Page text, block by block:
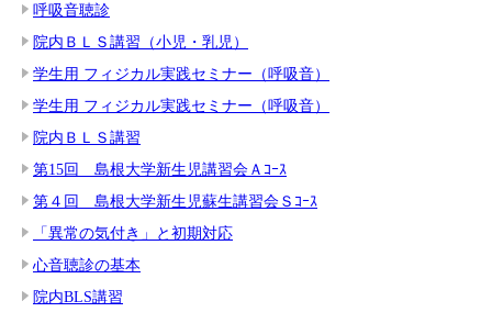
呼吸音聴診
院内ＢＬＳ講習（小児・乳児）
学生用 フィジカル実践セミナー（呼吸音）
学生用 フィジカル実践セミナー（呼吸音）
院内ＢＬＳ講習
第15回 島根大学新生児講習会Ａｺｰｽ
第４回 島根大学新生児蘇生講習会Ｓｺｰｽ
「異常の気付き」と初期対応
心音聴診の基本
院内BLS講習